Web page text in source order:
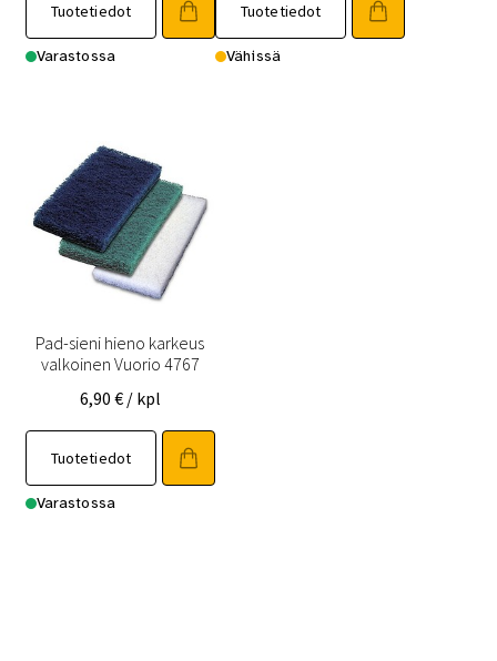
Tuotetiedot
Varastossa
Tuotetiedot
Vähissä
Pad-sieni hieno karkeus
valkoinen Vuorio 4767
6,90 € / kpl
Tuotetiedot
Varastossa